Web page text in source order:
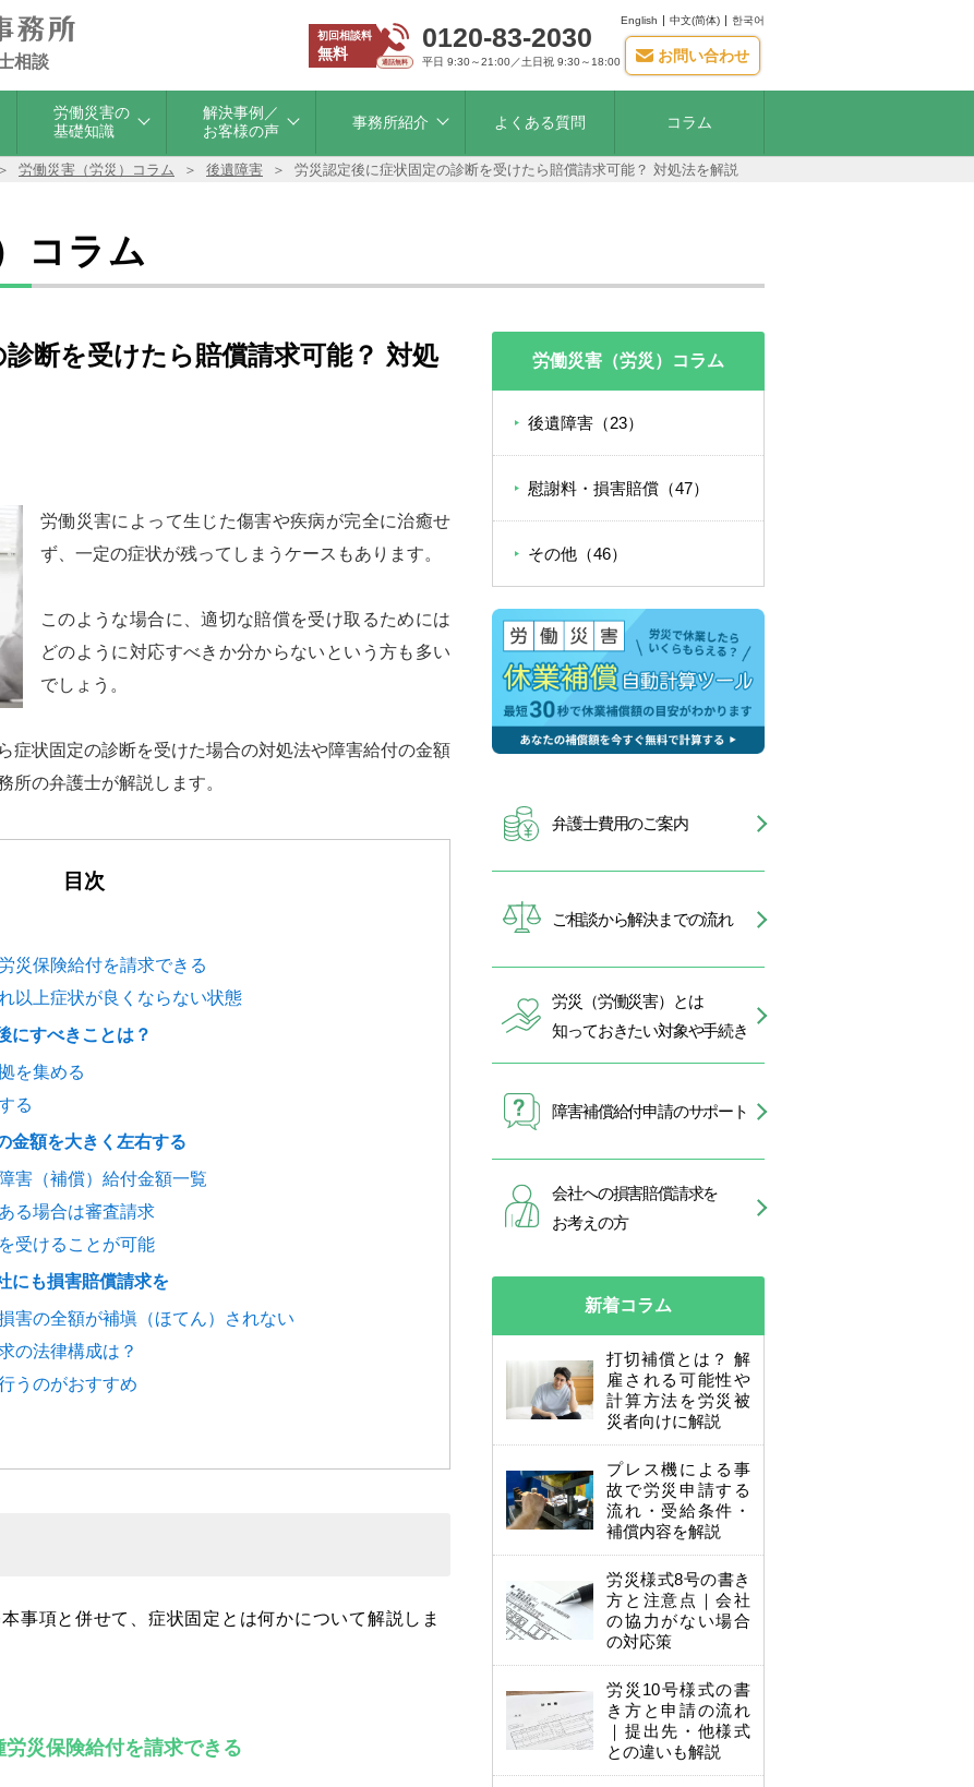
相談
初回相談料
無料
0120-83-2030
平日 9:30～21:00／土日祝 9:30～18:00
English 中文(简体) 한국어
お問い合わせ
労働災害の
基礎知識
解決事例／
お客様の声
事務所紹介 よくある質問 コラム
労働災害（労災）コラム 後遺障害 労災認定後に症状固定の診断を受けたら賠償請求可能？ 対処法を解説
コラム
断を受けたら賠償請求可能？ 対処
労働災害によって生じた傷害や疾病が完全に治癒せ
ず、一定の症状が残ってしまうケースもあります。
このような場合に、適切な賠償を受け取るためには
どのように対応すべきか分からないという方も多い
でしょう。
症状固定の診断を受けた場合の対処法や障害給付の金額
所の弁護士が解説します。
目次
災保険給付を請求できる
以上症状が良くならない状態
にすべきことは？
を集める
る
金額を大きく左右する
害（補償）給付金額一覧
る場合は審査請求
受けることが可能
にも損害賠償請求を
害の全額が補塡（ほてん）されない
の法律構成は？
うのがおすすめ
事項と併せて、症状固定とは何かについて解説しま
労災保険給付を請求できる
労働災害（労災）コラム
後遺障害（23）
慰謝料・損害賠償（47）
その他（46）
弁護士費用のご案内
ご相談から解決までの流れ
労災（労働災害）とは
知っておきたい対象や手続き
障害補償給付申請のサポート
会社への損害賠償請求を
お考えの方
新着コラム
打切補償とは？ 解
雇される可能性や
計算方法を労災被
災者向けに解説
プレス機による事
故で労災申請する
流れ・受給条件・
補償内容を解説
労災様式8号の書き
方と注意点｜会社
の協力がない場合
の対応策
労災10号様式の書
き方と申請の流れ
｜提出先・他様式
との違いも解説